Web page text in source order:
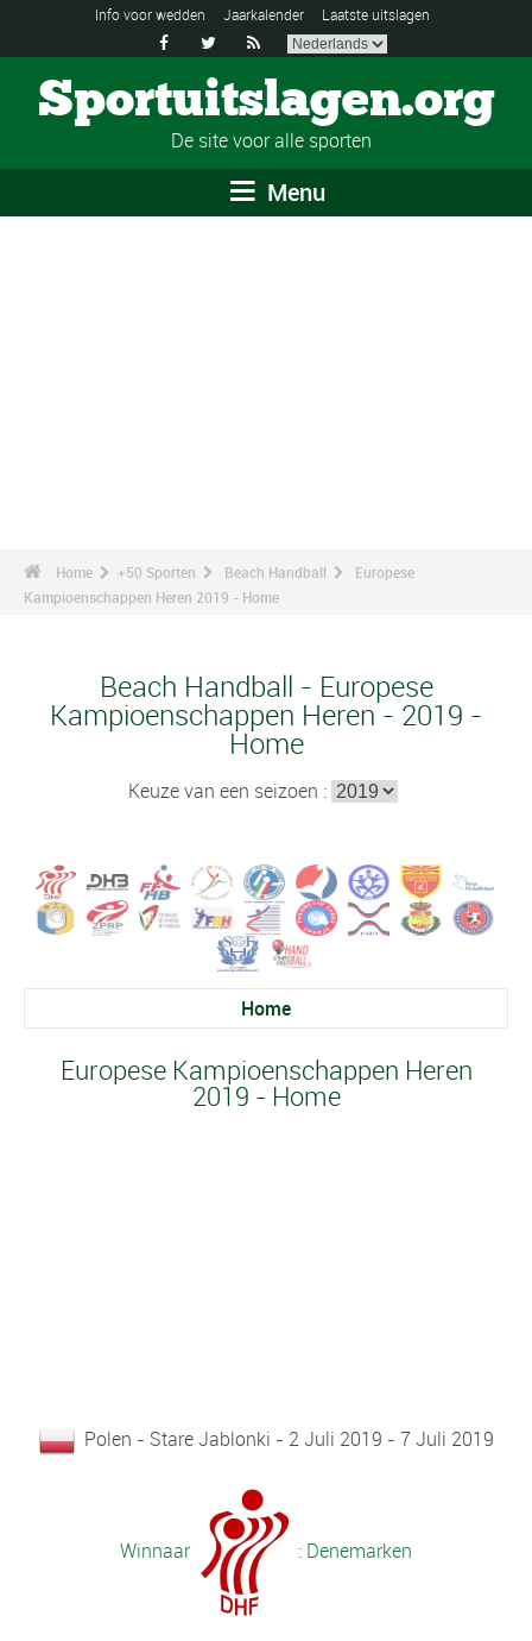
Info voor wedden Jaarkalender Laatste uitslagen
  
Sportuitslagen.org
De site voor alle sporten
Menu
Home +50 Sporten Beach Handball
Europese
Kampioenschappen Heren 2019 - Home
Beach Handball - Europese
Kampioenschappen Heren - 2019 -
Home
Keuze van een seizoen :
Home
Europese Kampioenschappen Heren
2019 - Home
Polen - Stare Jablonki - 2 Juli 2019 - 7 Juli 2019
Winnaar : Denemarken